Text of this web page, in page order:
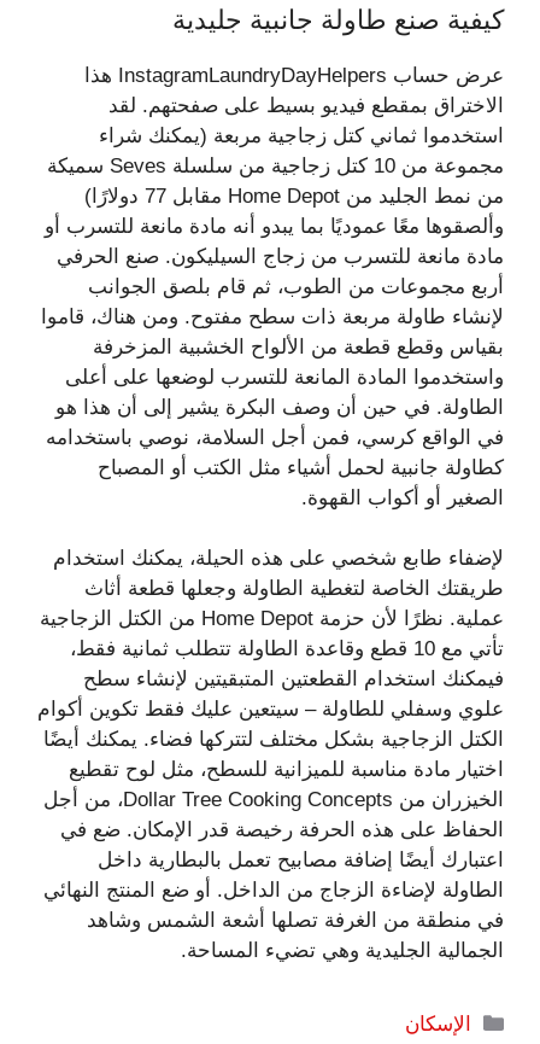
كيفية صنع طاولة جانبية جليدية
عرض حساب InstagramLaundryDayHelpers هذا
الاختراق بمقطع فيديو بسيط على صفحتهم. لقد
استخدموا ثماني كتل زجاجية مربعة (يمكنك شراء
مجموعة من 10 كتل زجاجية من سلسلة Seves سميكة
من نمط الجليد من Home Depot مقابل 77 دولارًا)
وألصقوها معًا عموديًا بما يبدو أنه مادة مانعة للتسرب أو
مادة مانعة للتسرب من زجاج السيليكون. صنع الحرفي
أربع مجموعات من الطوب، ثم قام بلصق الجوانب
لإنشاء طاولة مربعة ذات سطح مفتوح. ومن هناك، قاموا
بقياس وقطع قطعة من الألواح الخشبية المزخرفة
واستخدموا المادة المانعة للتسرب لوضعها على أعلى
الطاولة. في حين أن وصف البكرة يشير إلى أن هذا هو
في الواقع كرسي، فمن أجل السلامة، نوصي باستخدامه
كطاولة جانبية لحمل أشياء مثل الكتب أو المصباح
الصغير أو أكواب القهوة.
لإضفاء طابع شخصي على هذه الحيلة، يمكنك استخدام
طريقتك الخاصة لتغطية الطاولة وجعلها قطعة أثاث
عملية. نظرًا لأن حزمة Home Depot من الكتل الزجاجية
تأتي مع 10 قطع وقاعدة الطاولة تتطلب ثمانية فقط،
فيمكنك استخدام القطعتين المتبقيتين لإنشاء سطح
علوي وسفلي للطاولة – سيتعين عليك فقط تكوين أكوام
الكتل الزجاجية بشكل مختلف لتتركها فضاء. يمكنك أيضًا
اختيار مادة مناسبة للميزانية للسطح، مثل لوح تقطيع
الخيزران من Dollar Tree Cooking Concepts، من أجل
الحفاظ على هذه الحرفة رخيصة قدر الإمكان. ضع في
اعتبارك أيضًا إضافة مصابيح تعمل بالبطارية داخل
الطاولة لإضاءة الزجاج من الداخل. أو ضع المنتج النهائي
في منطقة من الغرفة تصلها أشعة الشمس وشاهد
الجمالية الجليدية وهي تضيء المساحة.
التصنيفات
الإسكان